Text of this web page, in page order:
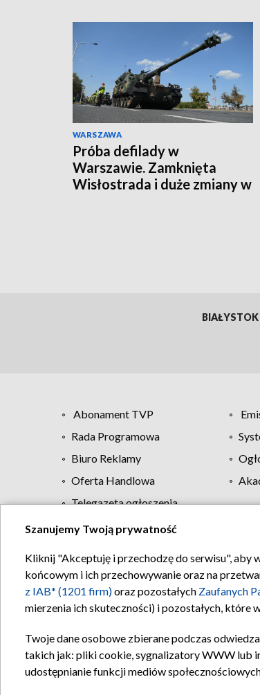
WARSZAWA
Próba defilady w
Warszawie. Zamknięta
Wisłostrada i duże zmiany w
BIAŁYSTOK
Abonament TVP
Rada Programowa
Biuro Reklamy
Oferta Handlowa
Telegazeta ogłoszenia
Szanujemy Twoją prywatność
Kliknij "Akceptuję i przechodzę do serwisu", aby
końcowym i ich przechowywanie oraz na
z IAB* (1201 firm)oraz pozostałych Zaufanych
mierzenia ich skuteczności) i pozostałych, które
Twoje dane osobowe zbierane podczas
takich jak: pliki cookie, sygnalizatory WWW lub
udostępnianie funkcji mediów